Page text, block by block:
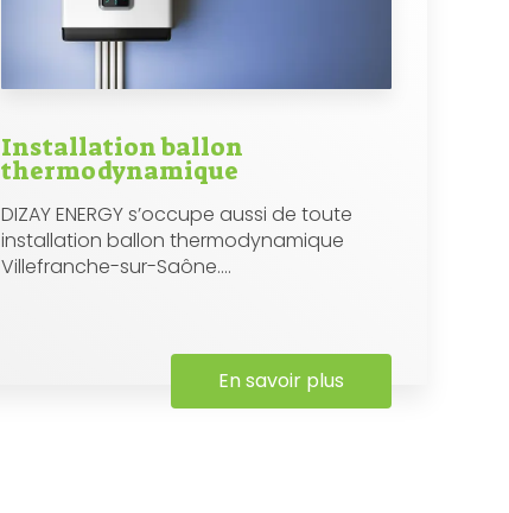
Installation ballon
thermodynamique
DIZAY ENERGY s’occupe aussi de toute
installation ballon thermodynamique
Villefranche-sur-Saône....
En savoir plus